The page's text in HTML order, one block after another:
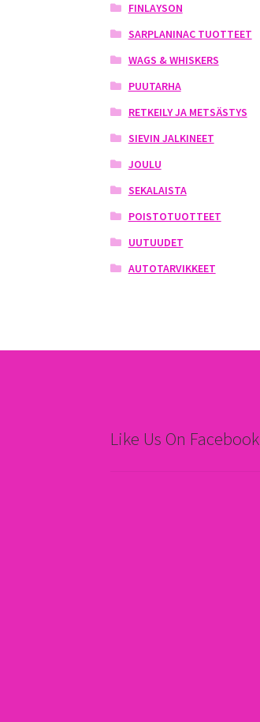
FINLAYSON
SARPLANINAC TUOTTEET
WAGS & WHISKERS
PUUTARHA
RETKEILY JA METSÄSTYS
SIEVIN JALKINEET
JOULU
SEKALAISTA
POISTOTUOTTEET
UUTUUDET
AUTOTARVIKKEET
Like Us On Facebook